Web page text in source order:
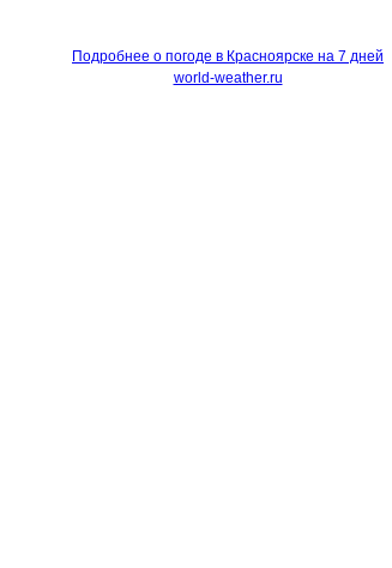
Подробнее о погоде в Красноярске на 7 дней
world-weather.ru